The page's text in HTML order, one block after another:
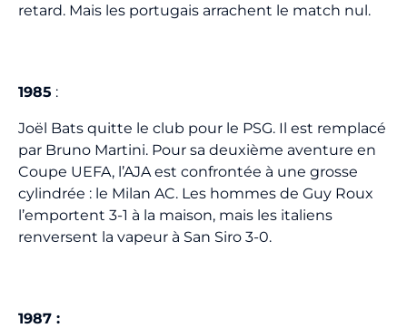
retard. Mais les portugais arrachent le match nul.
1985 :
Joël Bats quitte le club pour le PSG. Il est remplacé
par Bruno Martini. Pour sa deuxième aventure en
Coupe UEFA, l’AJA est confrontée à une grosse
cylindrée : le Milan AC. Les hommes de Guy Roux
l’emportent 3-1 à la maison, mais les italiens
renversent la vapeur à San Siro 3-0.
1987 :